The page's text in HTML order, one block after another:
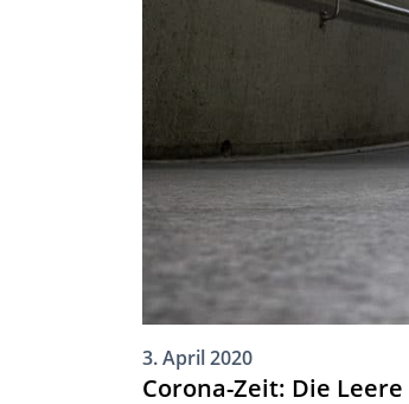
3. April 2020
Corona-Zeit: Die